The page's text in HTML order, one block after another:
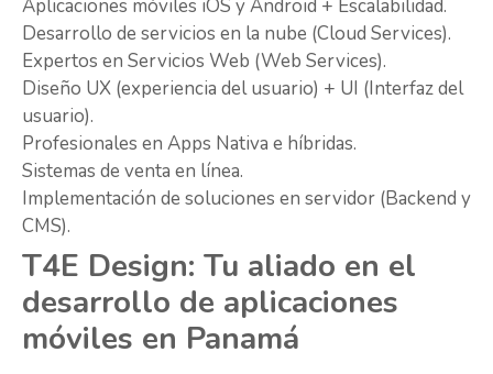
Aplicaciones móviles iOS y Android + Escalabilidad.
Desarrollo de servicios en la nube (Cloud Services).
Expertos en Servicios Web (Web Services).
Diseño UX (experiencia del usuario) + UI (Interfaz del
usuario).
Profesionales en Apps Nativa e híbridas.
Sistemas de venta en línea.
Implementación de soluciones en servidor (Backend y
CMS).
T4E Design: Tu aliado en el
desarrollo de aplicaciones
móviles en Panamá